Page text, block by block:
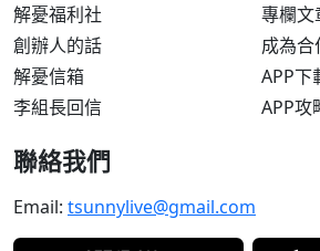
解憂福利社
創辦人的話
解憂信箱
李組長回信
專欄文
成為
APP下
APP攻
聯絡我們
Email: tsunnylive@gmail.com